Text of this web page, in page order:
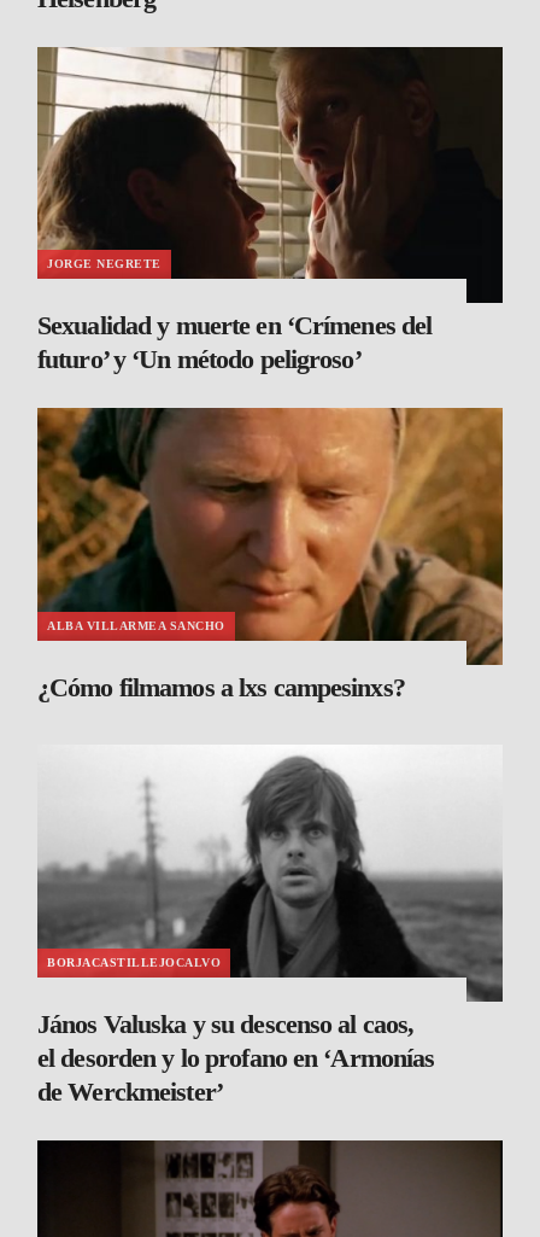
JORGE NEGRETE
Sexualidad y muerte en ‘Crímenes del
futuro’ y ‘Un método peligroso’
ALBA VILLARMEA SANCHO
¿Cómo filmamos a lxs campesinxs?
BORJACASTILLEJOCALVO
János Valuska y su descenso al caos,
el desorden y lo profano en ‘Armonías
de Werckmeister’